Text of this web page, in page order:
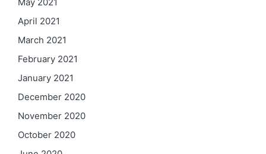
April 2021
March 2021
February 2021
January 2021
December 2020
November 2020
October 2020